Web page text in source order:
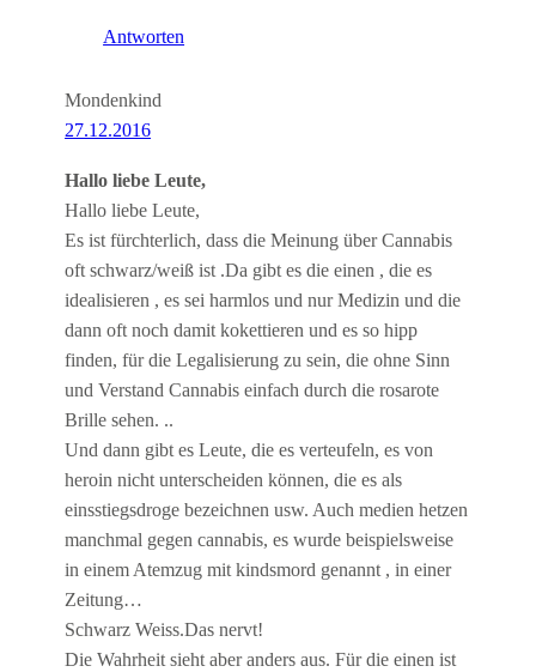
Antworten
Mondenkind
27.12.2016
Hallo liebe Leute,
Hallo liebe Leute,
Es ist fürchterlich, dass die Meinung über Cannabis
oft schwarz/weiß ist .Da gibt es die einen , die es
idealisieren , es sei harmlos und nur Medizin und die
dann oft noch damit kokettieren und es so hipp
finden, für die Legalisierung zu sein, die ohne Sinn
und Verstand Cannabis einfach durch die rosarote
Brille sehen. ..
Und dann gibt es Leute, die es verteufeln, es von
heroin nicht unterscheiden können, die es als
einsstiegsdroge bezeichnen usw. Auch medien hetzen
manchmal gegen cannabis, es wurde beispielsweise
in einem Atemzug mit kindsmord genannt , in einer
Zeitung…
Schwarz Weiss.Das nervt!
Die Wahrheit sieht aber anders aus. Für die einen ist